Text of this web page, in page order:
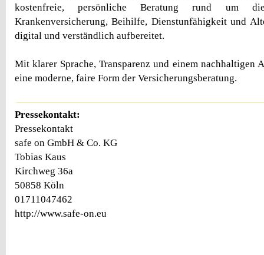
kostenfreie, persönliche Beratung rund um
Krankenversicherung, Beihilfe, Dienstunfähigkeit und
digital und verständlich aufbereitet.
Mit klarer Sprache, Transparenz und einem nachhaltigen
eine moderne, faire Form der Versicherungsberatung.
Pressekontakt:
Pressekontakt
safe on GmbH & Co. KG
Tobias Kaus
Kirchweg 36a
50858 Köln
01711047462
http://www.safe-on.eu